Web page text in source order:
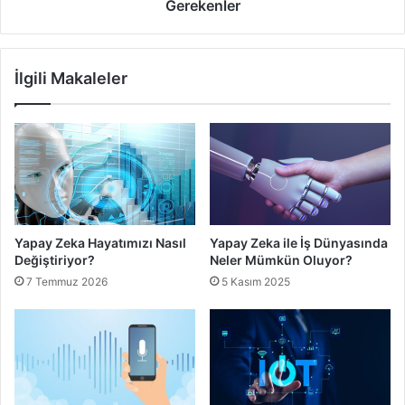
sağlayarak, gelecekteki teknolojik ilerlemeye katkıda
bulunmaya devam edecektir.
Gerekenler
İlgili Makaleler
Yapay Zeka Hayatımızı Nasıl
Değiştiriyor?
7 Temmuz 2026
Yapay Zeka ile İş Dünyasında
Neler Mümkün Oluyor?
5 Kasım 2025